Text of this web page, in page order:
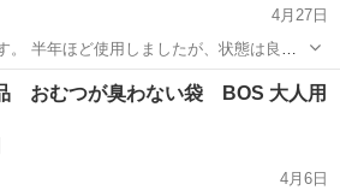
4月27日
。 半年ほど使用しましたが、状態は良い
keyuca/330089...
KEYUCA
おむつが臭わない袋 BOS 大人用
4月6日